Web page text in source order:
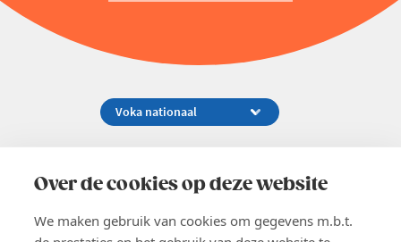
Over de cookies op deze website
We maken gebruik van cookies om gegevens m.b.t.
02 229 81 11